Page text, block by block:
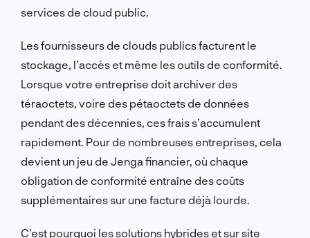
services de cloud public.
Les fournisseurs de clouds publics facturent le
stockage, l’accès et même les outils de conformité.
Lorsque votre entreprise doit archiver des
téraoctets, voire des pétaoctets de données
pendant des décennies, ces frais s’accumulent
rapidement. Pour de nombreuses entreprises, cela
devient un jeu de Jenga financier, où chaque
obligation de conformité entraîne des coûts
supplémentaires sur une facture déjà lourde.
C’est pourquoi les solutions hybrides et sur site